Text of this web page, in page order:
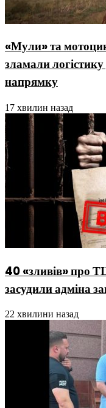
«Мули» та
зламали
напрямку
17 хвилин назад
40 «зливів» про
засудили адміна
22 хвилини назад